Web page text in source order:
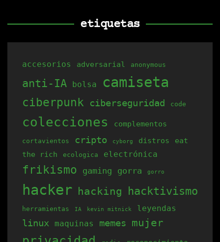
etiquetas
accesorios adversarial anonymous
anti-IA bolsa camiseta
ciberpunk ciberseguridad code
colecciones complementos
cortavientos cripto cyborg distros
eat
the rich
ecologica electrónica
frikismo gaming gorra gorro
hacker hacking hacktivismo
herramientas IA kevin mitnick leyendas
linux maquinas memes mujer